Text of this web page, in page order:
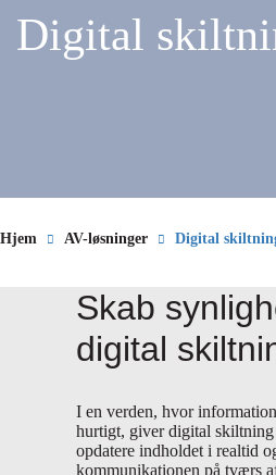
Digital
Hjem AV-løsninger Digital
Skab
digital
I en verden, hvor
hurtigt, giver digital
opdatere indholdet i realtid
kommunikationen på tværs